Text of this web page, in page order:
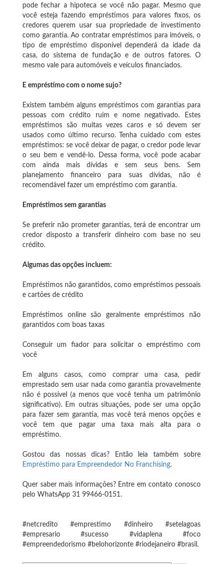
pode fechar a hipoteca se você não pagar. Mesmo que
você esteja fazendo empréstimos para valores fixos, os
credores querem usar sua propriedade de investimento
como garantia. Ao contratar empréstimos para imóveis, o
tipo de empréstimo disponível dependerá da idade da
casa, do sistema de fundação e de outros fatores. O
mesmo vale para automóveis e veículos financiados.
E empréstimo com o nome sujo?
Existem também alguns empréstimos com garantias para
pessoas com crédito ruim e nome negativado. Estes
empréstimos são muitas vezes caros e só devem ser
usados ​​como último recurso. Tenha cuidado com estes
empréstimos: se você deixar de pagar, o credor pode levar
o seu bem e vendê-lo. Dessa forma, você pode acabar
com ainda mais dívidas e sem seus bens. Sem
planejamento financeiro para suas dívidas, não é
recomendável fazer um empréstimo com garantia.
Empréstimos sem garantias
Se preferir não prometer garantias, terá de encontrar um
credor disposto a transferir dinheiro com base no seu
crédito.
Algumas das opções incluem:
Empréstimos não garantidos, como empréstimos pessoais
e cartões de crédito
Empréstimos online são geralmente empréstimos não
garantidos com boas taxas
Conseguir um fiador para solicitar o empréstimo com
você
Em alguns casos, como comprar uma casa, pedir
emprestado sem usar nada como garantia provavelmente
não é possível (a menos que você tenha um patrimônio
significativo). Em outras situações, pode ser uma opção
para fazer sem garantia, mas você terá menos opções e
você tem que pagar uma taxa mais alta para o
empréstimo.
Gostou das nossas dicas? Então leia também sobre
Empréstimo para Empreendedor No Franchising.
Quer saber mais informações? Entre em contato conosco
pelo WhatsApp 31 99466-0151.
#netcredito #emprestimo #dinheiro #setelagoas
#empresario #sucesso #vidaplena #foco
#empreendedorismo #belohorizonte #riodejaneiro #brasil.